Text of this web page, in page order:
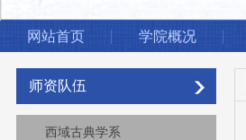
网站首页 学院概况
师资队伍
西域古典学系